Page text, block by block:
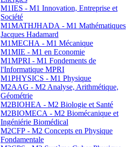
M1IES - M1 Innovation, Entreprise et
Société
M1MATHJHADA - M1 Mathématiques
Jacques Hadamard
M1MECHA - M1 Mécanique
M1MIE - M1 en Economie
M1MPRI - M1 Fondements de
l'Informatique MPRI
M1PHYSICS - M1 Physique
M2AAG - M2 Analyse, Arithmétique,
Géométrie
M2BIOHEA - M2 Biologie et Santé
M2BIOMECA - M2 Biomécanique et
Ingéniérie Biomédical
M2CFP - M2 Concepts en Physique
Fondamentale